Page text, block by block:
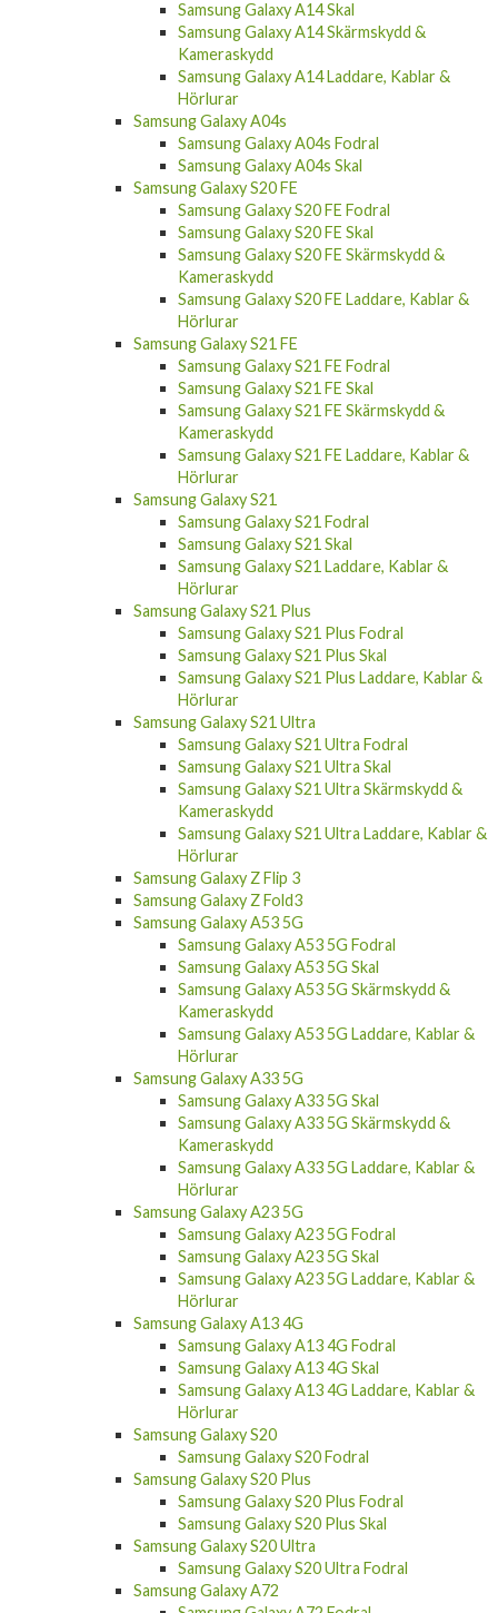
Samsung Galaxy A34 5G Laddare, Kablar &
Hörlurar
Samsung Galaxy A14
Samsung Galaxy A14 Fodral
Samsung Galaxy A14 Skal
Samsung Galaxy A14 Skärmskydd &
Kameraskydd
Samsung Galaxy A14 Laddare, Kablar &
Hörlurar
Samsung Galaxy A04s
Samsung Galaxy A04s Fodral
Samsung Galaxy A04s Skal
Samsung Galaxy S20 FE
Samsung Galaxy S20 FE Fodral
Samsung Galaxy S20 FE Skal
Samsung Galaxy S20 FE Skärmskydd &
Kameraskydd
Samsung Galaxy S20 FE Laddare, Kablar &
Hörlurar
Samsung Galaxy S21 FE
Samsung Galaxy S21 FE Fodral
Samsung Galaxy S21 FE Skal
Samsung Galaxy S21 FE Skärmskydd &
Kameraskydd
Samsung Galaxy S21 FE Laddare, Kablar &
Hörlurar
Samsung Galaxy S21
Samsung Galaxy S21 Fodral
Samsung Galaxy S21 Skal
Samsung Galaxy S21 Laddare, Kablar &
Hörlurar
Samsung Galaxy S21 Plus
Samsung Galaxy S21 Plus Fodral
Samsung Galaxy S21 Plus Skal
Samsung Galaxy S21 Plus Laddare, Kablar &
Hörlurar
Samsung Galaxy S21 Ultra
Samsung Galaxy S21 Ultra Fodral
Samsung Galaxy S21 Ultra Skal
Samsung Galaxy S21 Ultra Skärmskydd &
Kameraskydd
Samsung Galaxy S21 Ultra Laddare, Kablar &
Hörlurar
Samsung Galaxy Z Flip 3
Samsung Galaxy Z Fold3
Samsung Galaxy A53 5G
Samsung Galaxy A53 5G Fodral
Samsung Galaxy A53 5G Skal
Samsung Galaxy A53 5G Skärmskydd &
Kameraskydd
Samsung Galaxy A53 5G Laddare, Kablar &
Hörlurar
Samsung Galaxy A33 5G
Samsung Galaxy A33 5G Skal
Samsung Galaxy A33 5G Skärmskydd &
Kameraskydd
Samsung Galaxy A33 5G Laddare, Kablar &
Hörlurar
Samsung Galaxy A23 5G
Samsung Galaxy A23 5G Fodral
Samsung Galaxy A23 5G Skal
Samsung Galaxy A23 5G Laddare, Kablar &
Hörlurar
Samsung Galaxy A13 4G
Samsung Galaxy A13 4G Fodral
Samsung Galaxy A13 4G Skal
Samsung Galaxy A13 4G Laddare, Kablar &
Hörlurar
Samsung Galaxy S20
Samsung Galaxy S20 Fodral
Samsung Galaxy S20 Plus
Samsung Galaxy S20 Plus Fodral